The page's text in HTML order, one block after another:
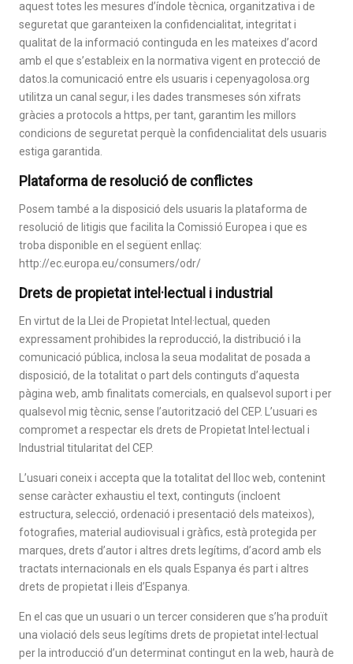
aquest totes les mesures d’índole tècnica, organitzativa i de
seguretat que garanteixen la confidencialitat, integritat i
qualitat de la informació continguda en les mateixes d’acord
amb el que s’estableix en la normativa vigent en protecció de
datos.la comunicació entre els usuaris i cepenyagolosa.org
utilitza un canal segur, i les dades transmeses són xifrats
gràcies a protocols a https, per tant, garantim les millors
condicions de seguretat perquè la confidencialitat dels usuaris
estiga garantida.
Plataforma de resolució de conflictes
Posem també a la disposició dels usuaris la plataforma de
resolució de litigis que facilita la Comissió Europea i que es
troba disponible en el següent enllaç:
http://ec.europa.eu/consumers/odr/
Drets de propietat intel·lectual i industrial
En virtut de la Llei de Propietat Intel·lectual, queden
expressament prohibides la reproducció, la distribució i la
comunicació pública, inclosa la seua modalitat de posada a
disposició, de la totalitat o part dels continguts d’aquesta
pàgina web, amb finalitats comercials, en qualsevol suport i per
qualsevol mig tècnic, sense l’autorització del CEP. L’usuari es
compromet a respectar els drets de Propietat Intel·lectual i
Industrial titularitat del CEP.
L’usuari coneix i accepta que la totalitat del lloc web, contenint
sense caràcter exhaustiu el text, continguts (incloent
estructura, selecció, ordenació i presentació dels mateixos),
fotografies, material audiovisual i gràfics, està protegida per
marques, drets d’autor i altres drets legítims, d’acord amb els
tractats internacionals en els quals Espanya és part i altres
drets de propietat i lleis d’Espanya.
En el cas que un usuari o un tercer consideren que s’ha produït
una violació dels seus legítims drets de propietat intel·lectual
per la introducció d’un determinat contingut en la web, haurà de